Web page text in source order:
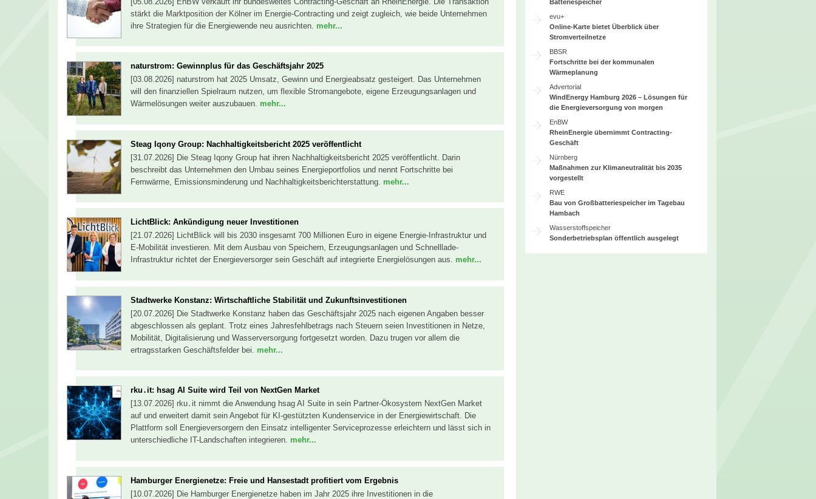
stärkt die Marktposition der Kölner im Energie-Contracting und zeigt zugleich, wie beide Unternehmen
ihre Strategien für die Energiewende neu ausrichten. mehr...
naturstrom: Gewinnplus für das Geschäftsjahr 2025
[03.08.2026] naturstrom hat 2025 Umsatz, Gewinn und Energieabsatz gesteigert. Das Unternehmen
will den finanziellen Spielraum nutzen, um flexible Stromangebote, eigene Erzeugungsanlagen und
Wärmelösungen weiter auszubauen. mehr...
Steag Iqony Group: Nachhaltigkeitsbericht 2025 veröffentlicht
[31.07.2026] Die Steag Iqony Group hat ihren Nachhaltigkeitsbericht 2025 veröffentlicht. Darin
beschreibt das Unternehmen den Umbau seines Energieportfolios und nennt Fortschritte bei
Fernwärme, Emissionsminderung und Nachhaltigkeitsberichterstattung. mehr...
LichtBlick: Ankündigung neuer Investitionen
[21.07.2026] LichtBlick will bis 2030 insgesamt 700 Millionen Euro in eigene Energie-Infrastruktur und
E-Mobilität investieren. Mit dem Ausbau von Speichern, Erzeugungsanlagen und Schnelllade-
Infrastruktur richtet der Energieversorger sein Geschäft auf integrierte Energielösungen aus. mehr...
Stadtwerke Konstanz: Wirtschaftliche Stabilität und Zukunftsinvestitionen
[20.07.2026] Die Stadtwerke Konstanz haben das Geschäftsjahr 2025 nach eigenen Angaben besser
abgeschlossen als geplant. Trotz eines Jahresfehlbetrags nach Steuern seien Investitionen in Netze,
Mobilität, Digitalisierung und Wasserversorgung fortgesetzt worden. Dazu trugen vor allem die
ertragsstarken Geschäftsfelder bei. mehr...
rku․it: hsag AI Suite wird Teil von NextGen Market
[13.07.2026] rku․it nimmt die Anwendung hsag AI Suite in sein Partner-Ökosystem NextGen Market
auf und erweitert damit sein Angebot für KI-gestützten Kundenservice in der Energiewirtschaft. Die
Plattform soll Energieversorgern den Einsatz intelligenter Serviceprozesse erleichtern und lässt sich in
unterschiedliche IT-Landschaften integrieren. mehr...
Hamburger Energienetze: Freie und Hansestadt profitiert vom Ergebnis
[10.07.2026] Die Hamburger Energienetze haben im Jahr 2025 ihre Investitionen in die
Batteriespeicher
evu+
Online-Karte bietet Überblick über
Stromverteilnetze
BBSR
Fortschritte bei der kommunalen
Wärmeplanung
Advertorial
WindEnergy Hamburg 2026 – Lösungen für
die Energieversorgung von morgen
EnBW
RheinEnergie übernimmt Contracting-
Geschäft
Nürnberg
Maßnahmen zur Klimaneutralität bis 2035
vorgestellt
RWE
Bau von Großbatteriespeicher im Tagebau
Hambach
Wasserstoffspeicher
Sonderbetriebsplan öffentlich ausgelegt